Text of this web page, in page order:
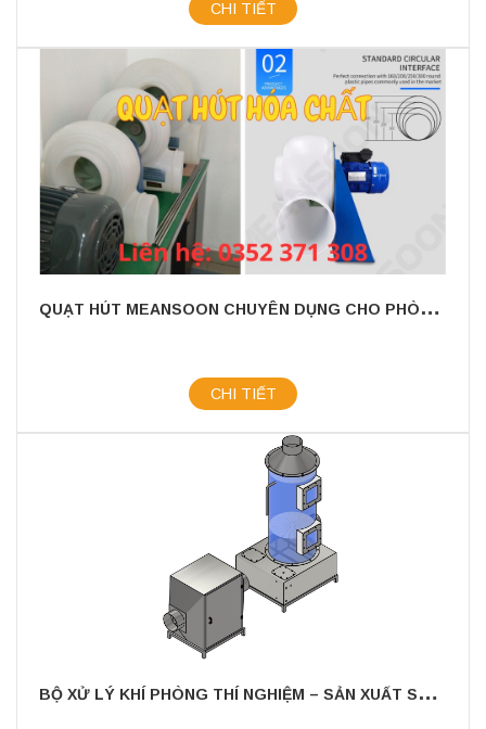
CHI TIẾT
Q
UẠT HÚT MEANSOON CHUYÊN DỤNG CHO PHÒNG THÍ NGHIỆM
CHI TIẾT
B
Ộ XỬ LÝ KHÍ PHÒNG THÍ NGHIỆM – SẢN XUẤT SCS VIỆT NAM